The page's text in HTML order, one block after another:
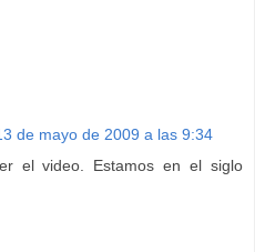
de mayo de 2009 a las 9:34
el video. Estamos en el siglo